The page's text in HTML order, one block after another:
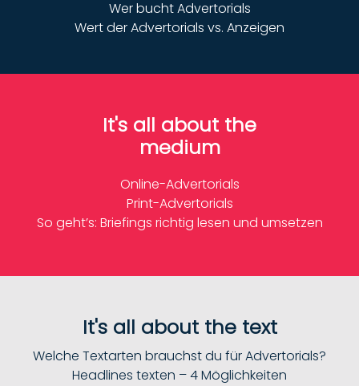
Wer bucht Advertorials
Wert der Advertorials vs. Anzeigen
It's all about the
medium
Online-Advertorials
Print-Advertorials
So geht’s: Briefings richtig lesen und umsetzen
It's all about the text
Welche Textarten brauchst du für Advertorials?
Headlines texten – 4 Möglichkeiten